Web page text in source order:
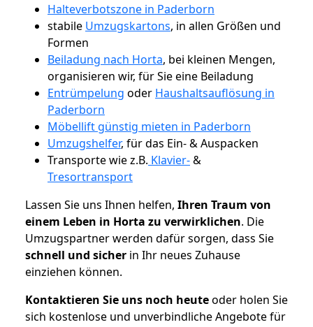
Halteverbotszone in Paderborn
stabile Umzugskartons, in allen Größen und
Formen
Beiladung nach Horta, bei kleinen Mengen,
organisieren wir, für Sie eine Beiladung
Entrümpelung oder Haushaltsauflösung in
Paderborn
Möbellift günstig mieten in Paderborn
Umzugshelfer, für das Ein- & Auspacken
Transporte wie z.B. Klavier-&
Tresortransport
Lassen Sie uns Ihnen helfen, Ihren Traum von
einem Leben in Horta zu verwirklichen. Die
Umzugspartner werden dafür sorgen, dass Sie
schnell und sicher in Ihr neues Zuhause
einziehen können.
Kontaktieren Sie uns noch heuteoder holen Sie
sich kostenlose und unverbindliche Angebote für